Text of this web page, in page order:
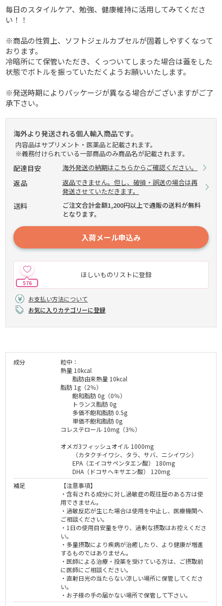
毎日のスタイルケア、勉強、健康維持に活用してみてくださ
い！！
※商品の性質上、ソフトジェルカプセルが固着しやすくなって
おります。
冷暗所にて保管いただき、くっついてしまった場合は蓋をした
状態でボトルを振っていただくようお願いいたします。
※発送時期によりパッケージが異なる場合がございますがご了
承下さい。
海外より発送される個人輸入商品です。
内容品はサプリメント・医薬品と記載されます。
※義務付けられている一部商品のみ商品名が記載されます。
配達目安 海外発送の納期はこちらからご確認ください。
返品
返品できません。但し、破損・誤送の場合は再
発送させていただきます。
送料
ご注文合計金額1,200円以上で通販の送料が無料
となります。
入荷メール申込み
ほしいものリストに登録
576
お支払い方法について
お気に入りカテゴリーに登録
成分
粒中：
熱量 10kcal
脂肪由来熱量 10kcal
脂肪 1g（2％）
飽和脂肪 0g（0％）
トランス脂肪 0g
多価不飽和脂肪 0.5g
単価不飽和脂肪 0g
コレステロール 10mg（3％）
オメガ3フィッシュオイル 1000mg
（カタクチイワシ、タラ、サバ、ニシイワシ）
EPA（エイコサペンタエン酸） 180mg
DHA（ドコサヘキサエン酸） 120mg
補足
【注意事項】
・含有される成分に対し過敏症の既往歴のある方は使
用できません。
・過敏反応が生じた場合は使用を中止し、医療機関へ
ご相談ください。
・1日の使用目安量を守り、過剰な摂取はお控えくださ
い。
・多量摂取により疾病が治癒したり、より健康が増進
するものではありません。
・医師による治療・投薬を受けている方は、ご摂取前
に医師にご相談ください。
・直射日光の当たらない涼しい場所に保管してくださ
い。
・お子様の手の届かない場所で保管して下さい。